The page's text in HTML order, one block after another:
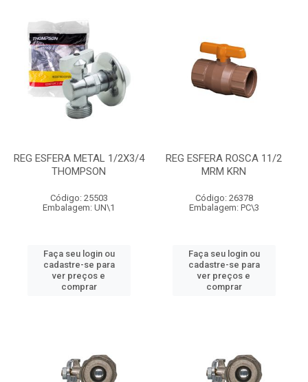
REG ESFERA METAL 1/2X3/4
THOMPSON
Código: 25503
Embalagem: UN\1
Faça seu login ou
cadastre-se para
ver preços e
comprar
REG ESFERA ROSCA 11/2
MRM KRN
Código: 26378
Embalagem: PC\3
Faça seu login ou
cadastre-se para
ver preços e
comprar